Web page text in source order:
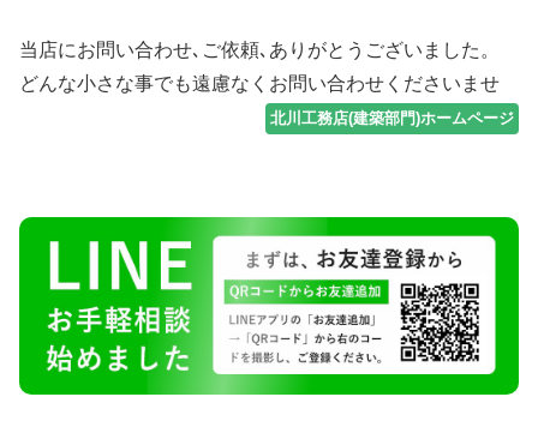
当店にお問い合わせ､ご依頼､ありがとうございました。
どんな小さな事でも遠慮なくお問い合わせくださいませ
北川工務店(建築部門)ホームページ